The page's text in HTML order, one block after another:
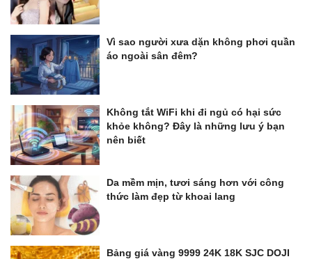
Vì sao người xưa dặn không phơi quần
áo ngoài sân đêm?
Không tắt WiFi khi đi ngủ có hại sức
khỏe không? Đây là những lưu ý bạn
nên biết
Da mềm mịn, tươi sáng hơn với công
thức làm đẹp từ khoai lang
Bảng giá vàng 9999 24K 18K SJC DOJI